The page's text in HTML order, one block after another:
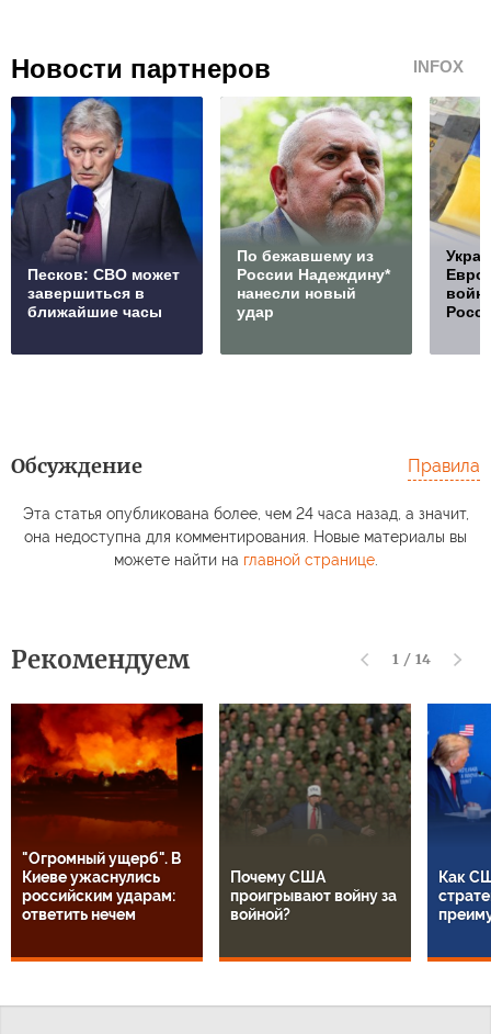
Новости партнеров INFOX
Песков: СВО может
завершиться в
ближайшие часы
По бежавшему из
России Надеждину*
нанесли новый
удар
Обсуждение Правила
Эта статья опубликована более, чем 24 часа назад, а значит,
она недоступна для комментирования. Новые материалы вы
можете найти на главной странице.
Рекомендуем 1 / 14
"Огромный ущерб". В
Киеве ужаснулись
российским ударам:
ответить нечем
Почему США
проигрывают войну за
войной?
Как